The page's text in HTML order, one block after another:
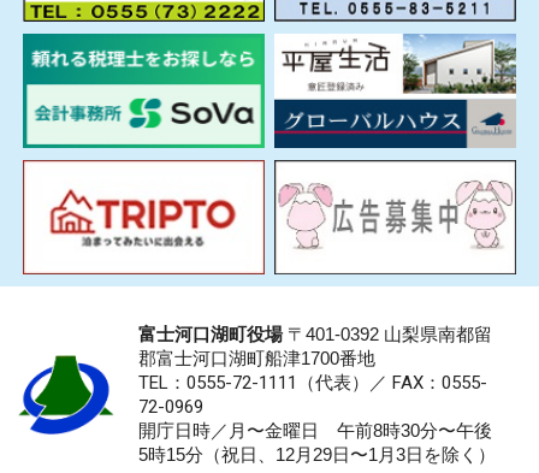
富士河口湖町役場〒401-0392 山梨県南都留
郡富士河口湖町船津1700番地
TEL：0555-72-1111 （代表）／ FAX：0555-
72-0969
開庁日時／月〜金曜日 午前8時30分〜午後
5時15分（祝日、12月29日〜1月3日を除く）